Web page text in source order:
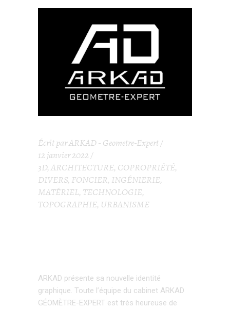
Écrit parARKAD - Geometre-Expert
12 janvier 2022
3D, ARCHITECTURE, COPROPRIÉTÉ,
DIVERS, FONCIER, INGÉNIERIE,
MATÉRIEL, TECHNOLOGIE,
TOPOGRAPHIE, URBANISME
ARKAD présente sa nouvelle identité
graphique. Toute l’équipe du cabinet ARKAD
GÉOMÈTRE-EXPERT est très heureuse de